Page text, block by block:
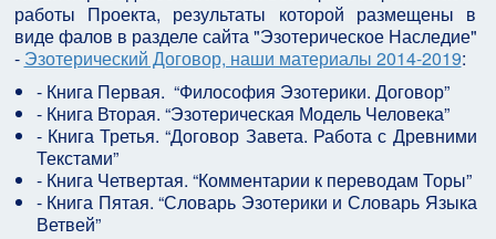
работы Проекта, результаты которой размещены в
виде фалов в разделе сайта "Эзотерическое Наследие"
- Эзотерический Договор, наши материалы 2014-2019:
- Книга Первая. “Философия Эзотерики. Договор”
- Книга Вторая. “Эзотерическая Модель Человека”
- Книга Третья. “Договор Завета. Работа с Древними
Текстами”
- Книга Четвертая. “Комментарии к переводам Торы”
- Книга Пятая. “Словарь Эзотерики и Словарь Языка
Ветвей”